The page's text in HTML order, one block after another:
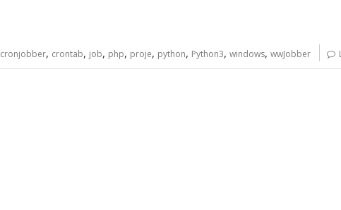
cronjobber, crontab, job, php, proje, python, Python3, windows, wwJobber